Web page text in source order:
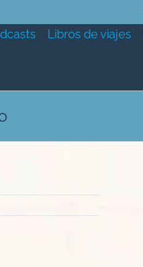
Libros de viajes